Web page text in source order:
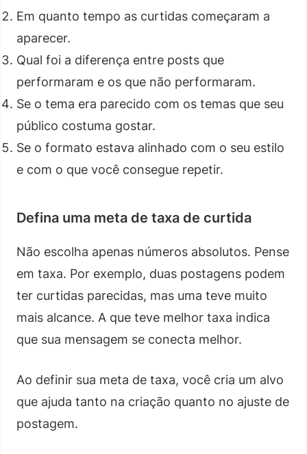
Em quanto tempo as curtidas começaram a
aparecer.
Qual foi a diferença entre posts que
performaram e os que não performaram.
Se o tema era parecido com os temas que seu
público costuma gostar.
Se o formato estava alinhado com o seu estilo
e com o que você consegue repetir.
Defina uma meta de taxa de curtida
Não escolha apenas números absolutos. Pense
em taxa. Por exemplo, duas postagens podem
ter curtidas parecidas, mas uma teve muito
mais alcance. A que teve melhor taxa indica
que sua mensagem se conecta melhor.
Ao definir sua meta de taxa, você cria um alvo
que ajuda tanto na criação quanto no ajuste de
postagem.